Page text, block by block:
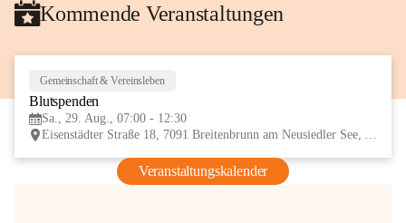
Kommende Veranstaltungen
Gemeinschaft & Vereinsleben
Blutspenden
Sa., 29. Aug., 07:00 - 12:30
Eisenstädter Straße 18, 7091 Breitenbrunn am Neusiedler See, AUT
Veranstaltungskalender